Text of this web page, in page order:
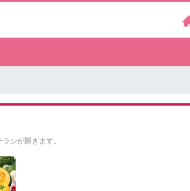
シが開きます。